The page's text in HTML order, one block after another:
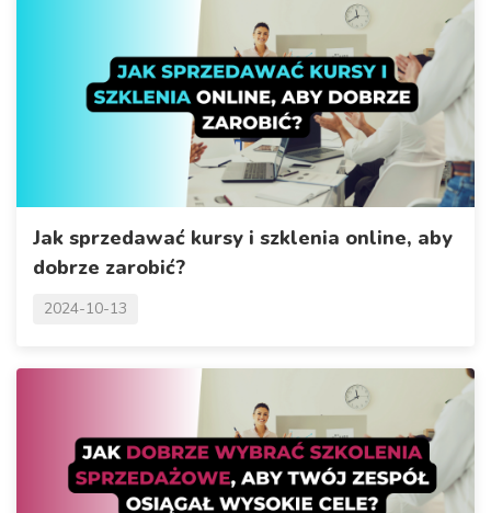
Jak sprzedawać kursy i szklenia online, aby
dobrze zarobić?
2024-10-13